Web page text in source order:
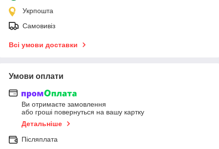
Укрпошта
Самовивіз
Всі умови доставки
Умови оплати
Ви отримаєте замовлення
або гроші повернуться на вашу картку
Детальніше
Післяплата